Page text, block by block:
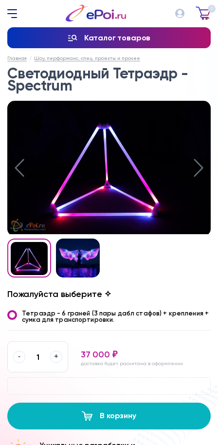
0
Каталог товаров
Главная Шоу, перформанс, спец. проекты и прочее
Светодиодный Тетраэдр -
Spectrum
Пожалуйста выберите ✧
Тетраэдр - 6 граней (3 пары дабл стафов) + крепления +
сумка для транспортировки.
- + 37 000 ₽
доставка будет расчитана в оформлении
В корзину